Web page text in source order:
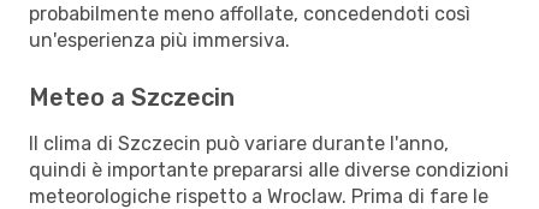
probabilmente meno affollate, concedendoti così
un'esperienza più immersiva.
Meteo a Szczecin
Il clima di Szczecin può variare durante l'anno,
quindi è importante prepararsi alle diverse condizioni
meteorologiche rispetto a Wroclaw. Prima di fare le